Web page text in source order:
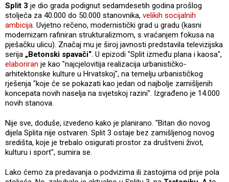
Split 3 je dio grada podignut sedamdesetih godina prošlog
stoljeća za 40.000 do 50.000 stanovnika, velikih socijalnih
ambicija. Uvjetno rečeno, modernistički grad u gradu (kasni
modernizam rafiniran strukturalizmom, s vraćanjem fokusa na
pješačku ulicu). Značaj mu je široj javnosti predstavila televizijska
serija „Betonski spavači“. U epizodi "Split između plana i kaosa",
elaboriran je kao "najcjelovitija realizacija urbanističko-
arhitektonske kulture u Hrvatskoj", na temelju urbanističkog
rješenja "koje će se pokazati kao jedan od najbolje zamišljenih
koncepata novih naselja na svjetskoj razini". Izgrađeno je 14.000
novih stanova.
Nije sve, doduše, izvedeno kako je planirano. "Bitan dio novog
dijela Splita nije ostvaren. Split 3 ostaje bez zamišljenog novog
središta, koje je trebalo osigurati prostor za društveni život,
kulturu i sport", sumira se.
Lako ćemo za predavanja o podvizima ili zastojima od prije pola